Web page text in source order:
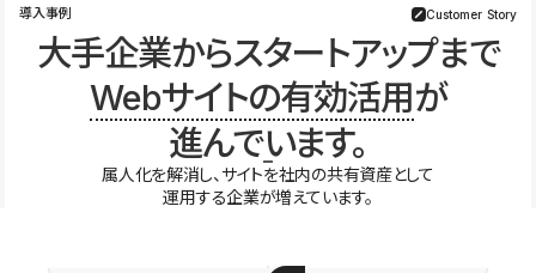
導入事例 Customer Story
大手企業からスタートアップまで
Webサイトの有効活用が
進んでいます。
属人化を解消し、サイトを社内の共有資産として
運用する企業が増えています。